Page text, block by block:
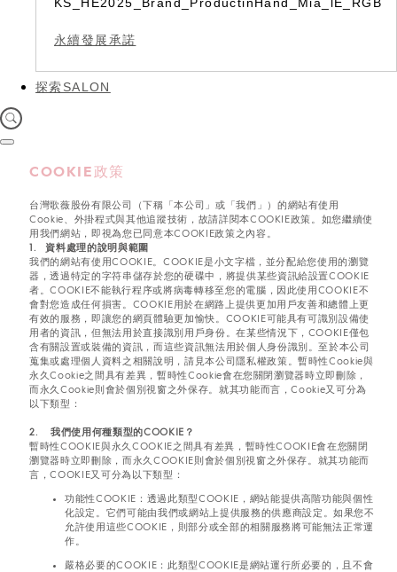
永續發展承諾
探索SALON
COOKIE政策
台灣歌薇股份有限公司（下稱「本公司」或「我們」）的網站有使用
Cookie、外掛程式與其他追蹤技術，故請詳閱本COOKIE政策。如您繼續使
用我們網站，即視為您已同意本COOKIE政策之內容。
1. 資料處理的說明與範圍
我們的網站有使用COOKIE。COOKIE是小文字檔，並分配給您使用的瀏覽
器，透過特定的字符串儲存於您的硬碟中，將提供某些資訊給設置COOKIE
者。COOKIE不能執行程序或將病毒轉移至您的電腦，因此使用COOKIE不
會對您造成任何損害。COOKIE用於在網路上提供更加用戶友善和總體上更
有效的服務，即讓您的網頁體驗更加愉快。COOKIE可能具有可識別設備使
用者的資訊，但無法用於直接識別用戶身份。在某些情況下，COOKIE僅包
含有關設置或裝備的資訊，而這些資訊無法用於個人身份識別。至於本公司
蒐集或處理個人資料之相關說明，請見本公司隱私權政策。暫時性Cookie與
永久Cookie之間具有差異，暫時性Cookie會在您關閉瀏覽器時立即刪除，
而永久Cookie則會於個別視窗之外保存。就其功能而言，Cookie又可分為
以下類型：
2. 我們使用何種類型的COOKIE？
暫時性COOKIE與永久COOKIE之間具有差異，暫時性COOKIE會在您關閉
瀏覽器時立即刪除，而永久COOKIE則會於個別視窗之外保存。就其功能而
言，COOKIE又可分為以下類型：
功能性COOKIE：透過此類型COOKIE，網站能提供高階功能與個性
化設定。它們可能由我們或網站上提供服務的供應商設定。如果您不
允許使用這些COOKIE，則部分或全部的相關服務將可能無法正常運
作。
嚴格必要的COOKIE：此類型COOKIE是網站運行所必要的，且不會